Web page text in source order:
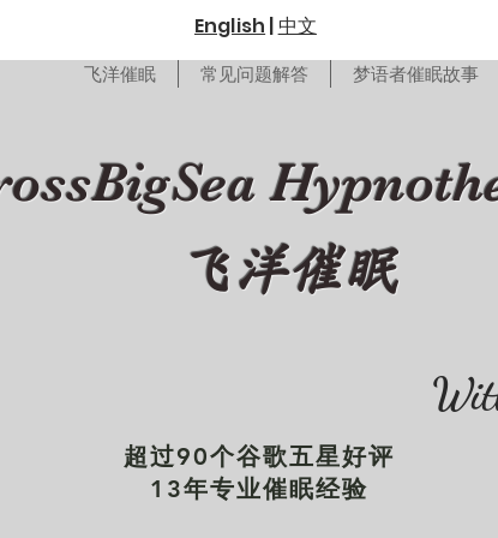
English | 中文
飞洋催眠 常见问题解答 梦语者催眠故事
飞洋催眠
超过90个谷歌五星好评
13年专业催眠经验